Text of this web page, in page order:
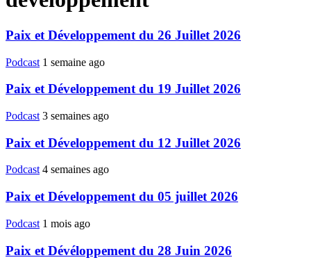
Paix et Développement du 26 Juillet 2026
Podcast 1 semaine ago
Paix et Développement du 19 Juillet 2026
Podcast 3 semaines ago
Paix et Développement du 12 Juillet 2026
Podcast 4 semaines ago
Paix et Développement du 05 juillet 2026
Podcast 1 mois ago
Paix et Dévéloppement du 28 Juin 2026